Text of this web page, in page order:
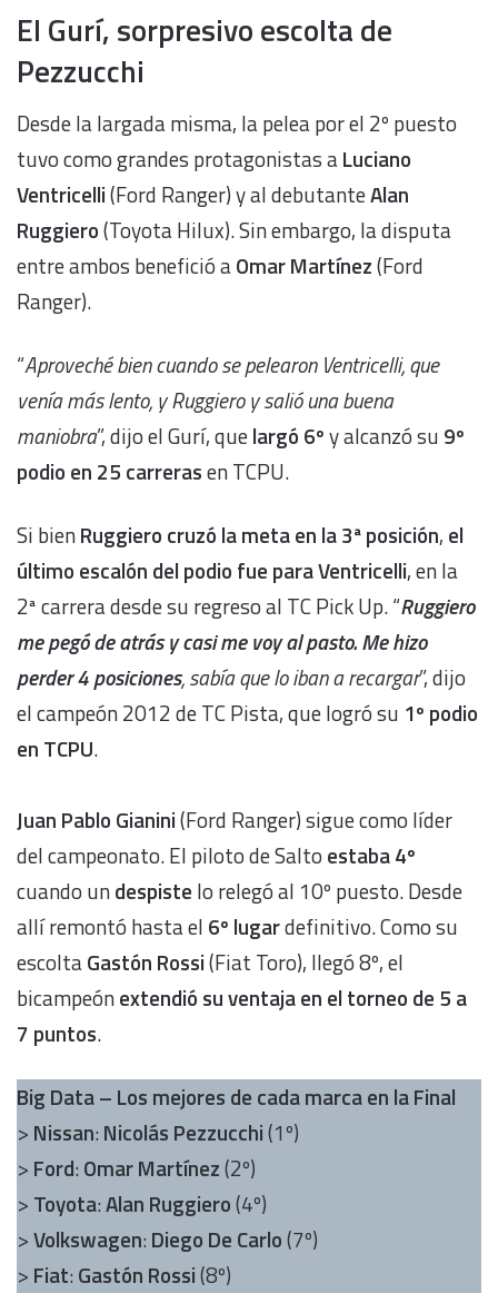
El Gurí, sorpresivo escolta de
Pezzucchi
Desde la largada misma, la pelea por el 2º puesto
tuvo como grandes protagonistas aLuciano
Ventricelli(Ford Ranger) y al debutanteAlan
Ruggiero(Toyota Hilux). Sin embargo, la disputa
entre ambos benefició aOmar Martínez(Ford
Ranger).
“Aproveché bien cuando se pelearon Ventricelli, que
venía más lento, y Ruggiero y salió una buena
maniobra”, dijo el Gurí, quelargó 6ºy alcanzó su 9º
podio en 25 carrerasen TCPU.
Si bienRuggiero cruzó la meta en la 3ª posición, el
último escalón del podio fue para Ventricelli, en la
2ª carrera desde su regreso al TC Pick Up. “Ruggiero
me pegó de atrás y casi me voy al pasto. Me hizo
perder 4 posiciones, sabía que lo iban a recargar”, dijo
el campeón 2012 de TC Pista, que logró su 1º podio
en TCPU.
Juan Pablo Gianini(Ford Ranger) sigue como líder
del campeonato. El piloto de Salto estaba 4º
cuando undespiste lo relegó al 10º puesto. Desde
allí remontó hasta el 6º lugardefinitivo. Como su
escoltaGastón Rossi(Fiat Toro), llegó 8º, el
bicampeónextendió su ventaja en el torneo de 5 a
7 puntos.
Big Data – Los mejores de cada marca en la Final
> Nissan: Nicolás Pezzucchi(1º)
> Ford: Omar Martínez(2º)
> Toyota:Alan Ruggiero(4º)
>Volkswagen: Diego De Carlo(7º)
> Fiat: Gastón Rossi(8º)